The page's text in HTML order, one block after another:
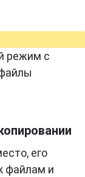
режим с
его
файлам и